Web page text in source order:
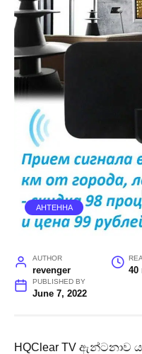
АНТЕННА
AUTHOR
revenger 40
PUBLISHED BY
June 7, 2022
HQClear TV